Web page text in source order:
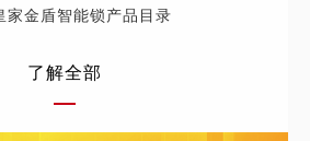
家金盾智能锁产品目录
了解全部